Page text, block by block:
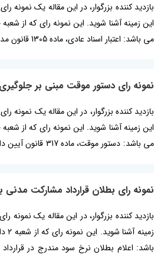
بازدید کننده بزرگوار، در این مقاله یک نمونه
این زمینه آشنا شوید. این نمونه رای که از
نمونه رای دستور موقت مبنی بر
بازدید کننده بزرگوار، در این مقاله یک نمونه
این زمینه آشنا شوید. این نمونه رای که از
می باشد: دستور
نمونه رای بطلان قرارداد مشارکت مدنی
بازدید کننده بزرگوار، در این مقاله یک نمونه